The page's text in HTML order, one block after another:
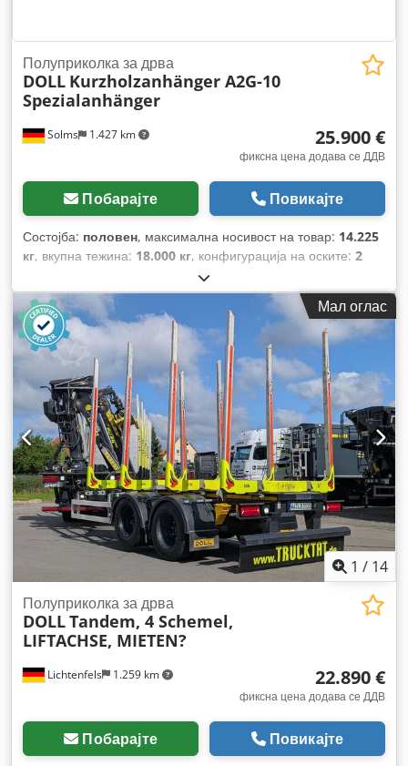
Solms 1.427 km
Полуприколка за дрва
DOLL Kurzholzanhänger A2G-10
Spezialanhänger
25.900 €
фиксна цена додава се ДДВ
Побарајте Повикајте
Состојба: половен, максимална носивост на товар: 14.225
кг, вкупна тежина: 18.000 кг, конфигурација на оските: 2
01/2019
простор:6.611 мм, висина на просторот за товарење:4.000
мм, вкупна ширина:8.511 мм , вкупна висина: 2.550 мм,
Опрема:
ABS,
Мал оглас
1 / 14
Lichtenfels 1.259 km
Полуприколка за дрва
DOLLTandem, 4 Schemel,
LIFTACHSE, MIETEN?
22.890 €
фиксна цена додава се ДДВ
Побарајте Повикајте